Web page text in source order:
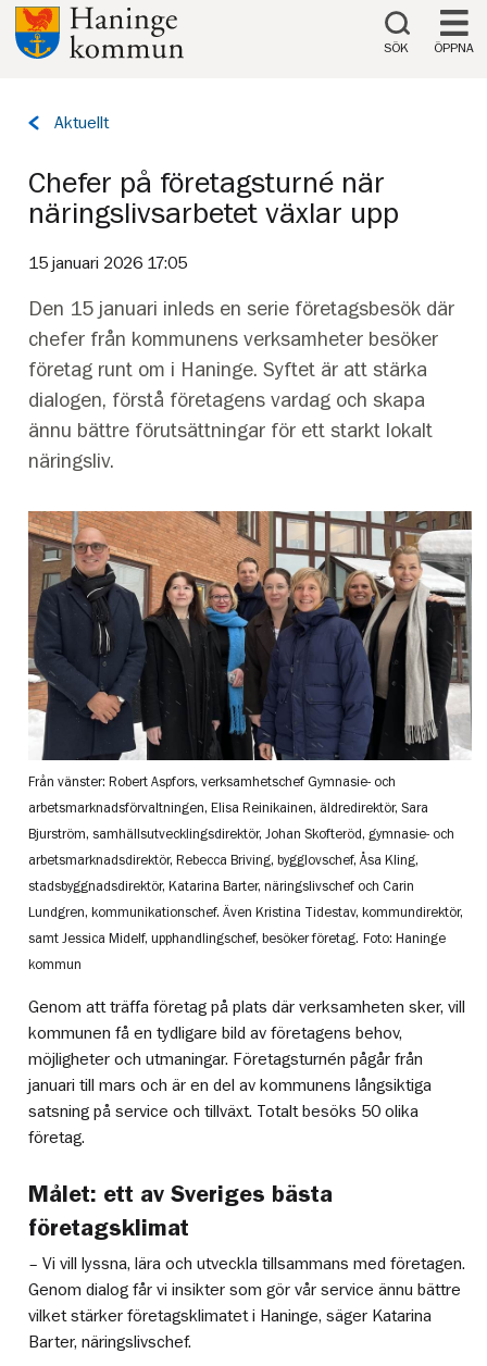
Till innehåll på sidan
SÖK ÖPPNA
Tillbaka
Aktuellt
Chefer på företagsturné när
näringslivsarbetet växlar upp
15 januari 2026 17:05
Den 15 januari inleds en serie företagsbesök där
chefer från kommunens verksamheter besöker
företag runt om i Haninge. Syftet är att stärka
dialogen, förstå företagens vardag och skapa
ännu bättre förutsättningar för ett starkt lokalt
näringsliv.
Från vänster: Robert Aspfors, verksamhetschef Gymnasie- och
arbetsmarknadsförvaltningen, Elisa Reinikainen, äldredirektör, Sara
Bjurström, samhällsutvecklingsdirektör, Johan Skofteröd, gymnasie- och
arbetsmarknadsdirektör, Rebecca Briving, bygglovschef, Åsa Kling,
stadsbyggnadsdirektör, Katarina Barter, näringslivschef och Carin
Lundgren, kommunikationschef. Även Kristina Tidestav, kommundirektör,
samt Jessica Midelf, upphandlingschef, besöker företag. Foto: Haninge
kommun
Genom att träffa företag på plats där verksamheten sker, vill
kommunen få en tydligare bild av företagens behov,
möjligheter och utmaningar. Företagsturnén pågår från
januari till mars och är en del av kommunens långsiktiga
satsning på service och tillväxt. Totalt besöks 50 olika
företag.
Målet: ett av Sveriges bästa
företagsklimat
– Vi vill lyssna, lära och utveckla tillsammans med företagen.
Genom dialog får vi insikter som gör vår service ännu bättre
vilket stärker företagsklimatet i Haninge, säger Katarina
Barter, näringslivschef.